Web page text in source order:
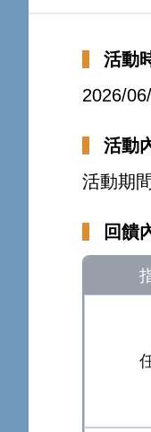
活動
2026/
活動
活動期
回饋